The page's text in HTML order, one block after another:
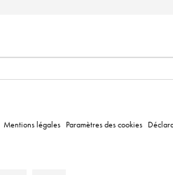
Mentions légales Paramètres des cookies